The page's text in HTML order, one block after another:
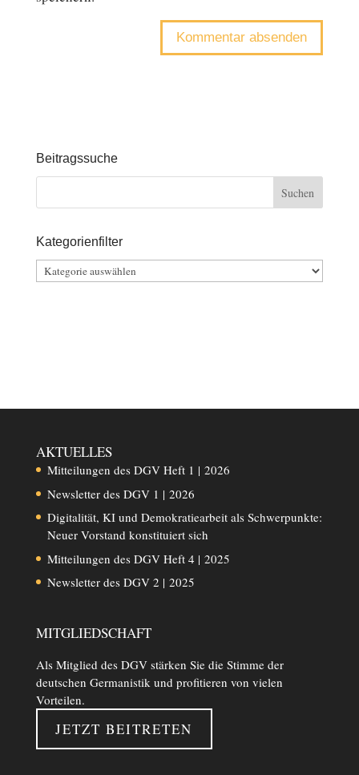
Beitragssuche
Kategorienfilter
Kategorienfilter
AKTUELLES
Mitteilungen des DGV Heft 1 | 2026
Newsletter des DGV 1 | 2026
Digitalität, KI und Demokratiearbeit als Schwerpunkte:
Neuer Vorstand konstituiert sich
Mitteilungen des DGV Heft 4 | 2025
Newsletter des DGV 2 | 2025
MITGLIEDSCHAFT
Als Mitglied des DGV stärken Sie die Stimme der
deutschen Germanistik und profitieren von vielen
Vorteilen.
JETZT BEITRETEN